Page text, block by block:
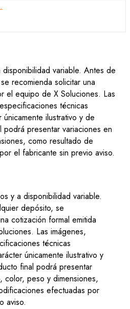
variable. Antes de
recomienda solicitar una
el equipo de X Soluciones. Las
técnicas
ilustrativo y de
presentar variaciones en
como resultado de
el fabricante sin previo aviso.
y a disponibilidad variable.
depósito, se
cotización formal emitida
Las imágenes,
técnicas
únicamente ilustrativo y
final podrá presentar
color, peso y dimensiones,
efectuadas por
aviso.